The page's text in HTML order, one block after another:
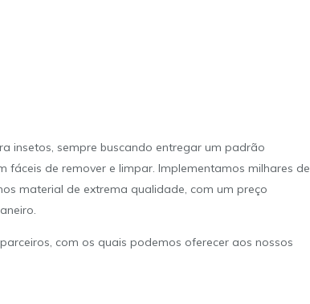
insetos, sempre buscando entregar um padrão
de remover e limpar. Implementamos milhares de
material de extrema qualidade, com um preço
com os quais podemos oferecer aos nossos